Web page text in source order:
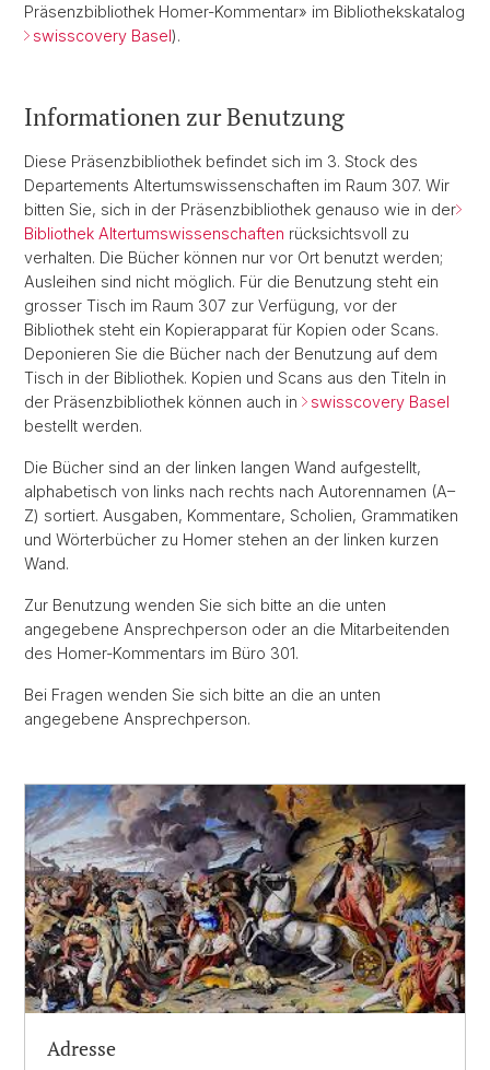
Präsenzbibliothek Homer-Kommentar» im Bibliothekskatalog
swisscovery Basel).
Informationen zur Benutzung
Diese Präsenzbibliothek befindet sich im 3. Stock des
Departements Altertumswissenschaften im Raum 307. Wir
bitten Sie, sich in der Präsenzbibliothek genauso wie in der
Bibliothek Altertumswissenschaften rücksichtsvoll zu
verhalten. Die Bücher können nur vor Ort benutzt werden;
Ausleihen sind nicht möglich. Für die Benutzung steht ein
grosser Tisch im Raum 307 zur Verfügung, vor der
Bibliothek steht ein Kopierapparat für Kopien oder Scans.
Deponieren Sie die Bücher nach der Benutzung auf dem
Tisch in der Bibliothek. Kopien und Scans aus den Titeln in
der Präsenzbibliothek können auch in
swisscovery Basel
bestellt werden.
Die Bücher sind an der linken langen Wand aufgestellt,
alphabetisch von links nach rechts nach Autoren­namen (A–
Z) sortiert. Ausgaben, Kommentare, Scholien, Grammatiken
und Wörterbücher zu Homer stehen an der linken kurzen
Wand.
Zur Benutzung wenden Sie sich bitte an die unten
angegebene Ansprechperson oder an die Mitarbeitenden
des Homer-Kommentars im Büro 301.
Bei Fragen wenden Sie sich bitte an die an unten
angegebene Ansprechperson.
Adresse